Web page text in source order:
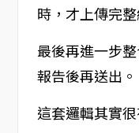
時，才上傳完整
最後再進一步
報告後再送出。
這套邏輯其實